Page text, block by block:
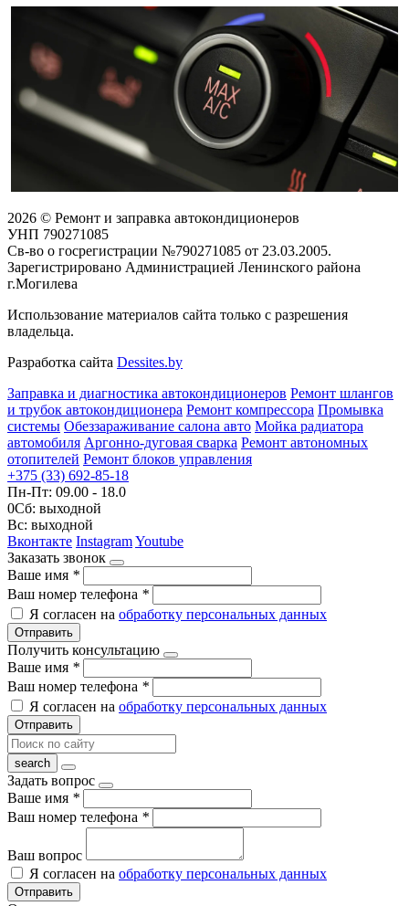
2026 © Ремонт и заправка автокондиционеров
УНП 790271085
Св-во о госрегистрации №790271085 от 23.03.2005.
Зарегистрировано Администрацией Ленинского района
г.Могилева
Использование материалов сайта только с разрешения
владельца.
Разработка сайта Dessites.by
Заправка и диагностика автокондиционеров Ремонт шлангов
и трубок автокондиционера Ремонт компрессора Промывка
системы Обеззараживание салона авто Мойка радиатора
автомобиля Аргонно-дуговая сварка Ремонт автономных
отопителей Ремонт блоков управления
+375 (33) 692-85-18
Пн-Пт: 09.00 - 18.0
0Сб: выходной
Вс: выходной
Вконтакте InstagramYoutube
Заказать звонок
Ваше имя *
Ваш номер телефона *
Я согласен на обработку персональных данных
Отправить
Получить консультацию
Ваше имя *
Ваш номер телефона *
Я согласен на обработку персональных данных
Отправить
Задать вопрос
Ваше имя *
Ваш номер телефона *
Ваш вопрос
Я согласен на обработку персональных данных
Отправить